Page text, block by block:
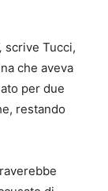
scrive Tucci,
che aveva
per due
restando